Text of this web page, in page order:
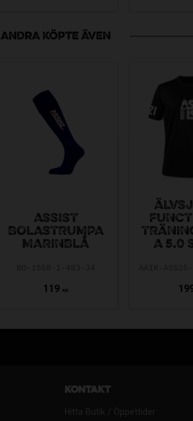
ANDRA KÖPTE ÄVEN
ASSIST
BOLASTRUMPA
MARINBLÅ
119 KR
A 5.0
Kontakt
Hitta Butik / Öppettider